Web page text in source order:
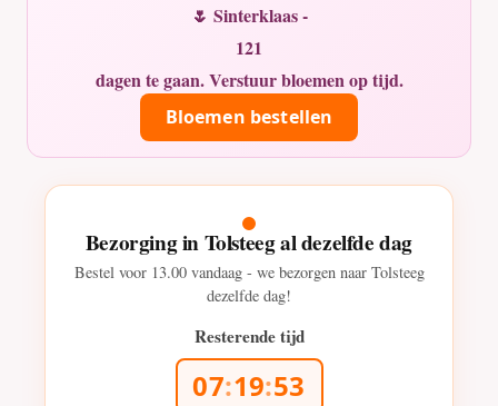
🌷 Sinterklaas -
121
dagen te gaan. Verstuur bloemen op tijd.
Bloemen bestellen
Bezorging in Tolsteeg al dezelfde dag
Bestel voor 13.00vandaag - we bezorgen naar Tolsteeg
dezelfde dag!
Resterende tijd
07:19:51